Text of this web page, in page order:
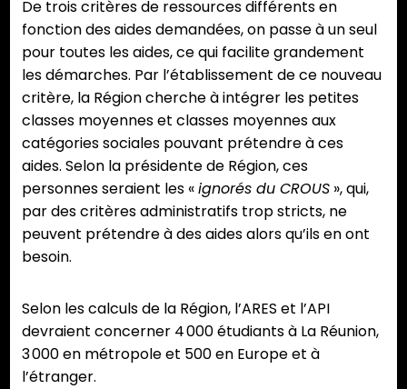
De trois critères de ressources différents en
fonction des aides demandées, on passe à un seul
pour toutes les aides, ce qui facilite grandement
les démarches. Par l’établissement de ce nouveau
critère, la Région cherche à intégrer les petites
classes moyennes et classes moyennes aux
catégories sociales pouvant prétendre à ces
aides. Selon la présidente de Région, ces
personnes seraient les «ignorés du CROUS », qui,
par des critères administratifs trop stricts, ne
peuvent prétendre à des aides alors qu’ils en ont
besoin.
Selon les calculs de la Région, l’ARES et l’API
devraient concerner 4 000 étudiants à La Réunion,
3 000 en métropole et 500 en Europe et à
l’étranger.